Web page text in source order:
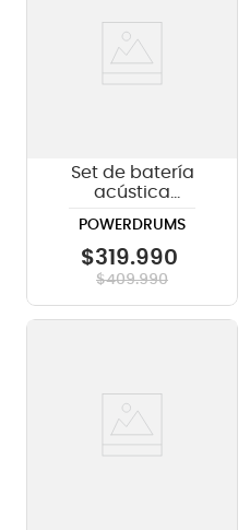
Set de batería
acústica
FKY - Yellow
POWERDRUMS
$319.990
$409.990